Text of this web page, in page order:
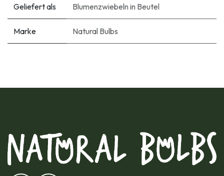
Geliefert als Blumenzwiebeln in Beutel
Marke Natural Bulbs